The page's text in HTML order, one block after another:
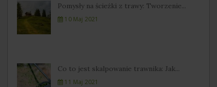
Pomysły na ścieżki z trawy: Tworzenie...
10 Maj 2021
Co to jest skalpowanie trawnika: Jak...
11 Maj 2021